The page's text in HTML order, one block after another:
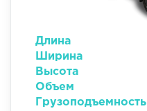
Длина
Ширина
Высота
Объем
Грузоподъемность